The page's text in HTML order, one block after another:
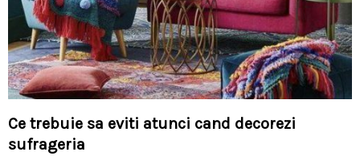
Ce trebuie sa eviti atunci cand decorezi
sufrageria